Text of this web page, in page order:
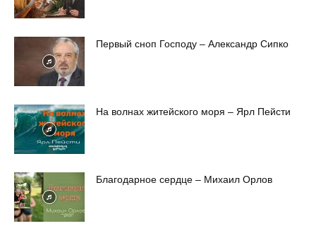
Первый сноп Господу – Александр Сипко
На волнах житейского моря – Ярл Пейсти
Благодарное сердце – Михаил Орлов